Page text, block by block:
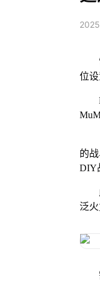
位
的
DIY
泛